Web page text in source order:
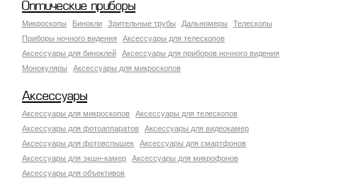
Оптические приборы
Микроскопы Бинокли Зрительные трубы Дальномеры
Телескопы
Приборы ночного видения
Аксессуары для телескопов
Аксессуары для биноклей
Аксессуары для приборов ночного видения
Монокуляры
Аксессуары для микроскопов
Аксессуары
Аксессуары для микроскопов
Аксессуары для телескопов
Аксессуары для фотоаппаратов
Аксессуары для видеокамер
Аксессуары для фотовспышек
Аксессуары для смартфонов
Аксессуары для экшн-камер
Аксессуары для микрофонов
Аксессуары для объективов